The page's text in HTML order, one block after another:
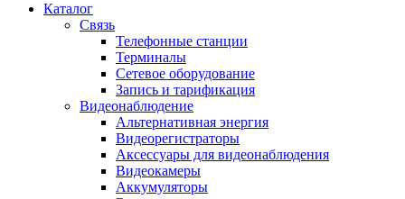
Каталог
Связь
Телефонные станции
Терминалы
Сетевое оборудование
Запись и тарификация
Видеонаблюдение
Альтернативная энергия
Видеорегистраторы
Аксессуары для видеонаблюдения
Видеокамеры
Аккумуляторы